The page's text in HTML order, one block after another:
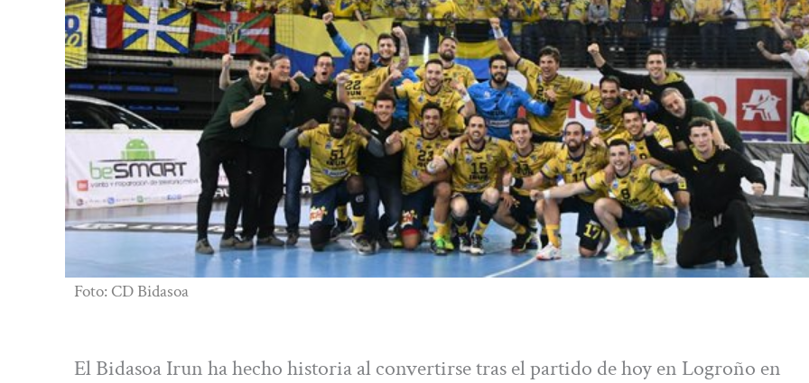
Foto: CD Bidasoa
El Bidasoa Irun ha hecho historia al convertirse tras el partido de hoy en Logroño en